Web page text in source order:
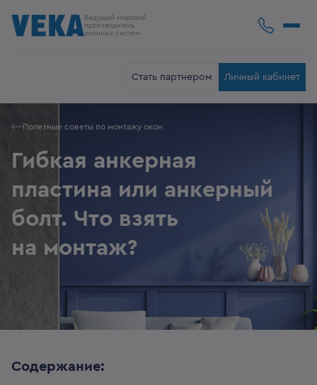
Ведущий мировой
производитель
оконных систем
Стать партнером Личный кабинет
Полезные советы по монтажу окон
Гибкая анкерная
пластина или анкерный
болт. Что взять
на монтаж?
Содержание: